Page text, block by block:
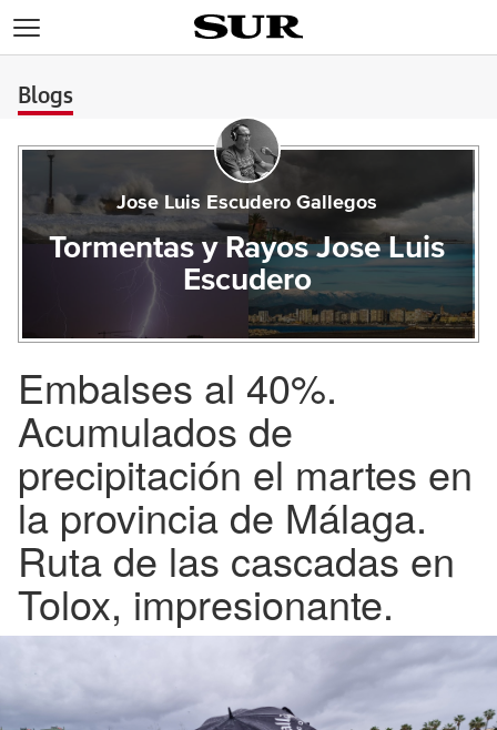
Blogs
Jose Luis Escudero Gallegos
Tormentas y Rayos Jose Luis
Escudero
Embalses al 40%.
Acumulados de
precipitación el martes en
la provincia de Málaga.
Ruta de las cascadas en
Tolox, impresionante.